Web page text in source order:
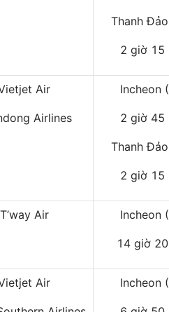
Thanh
2 giờ 15
Air
Airlines
Incheon
2 giờ 45
Thanh
2 giờ 15
T’way Air Incheon
14 giờ
Air Incheon